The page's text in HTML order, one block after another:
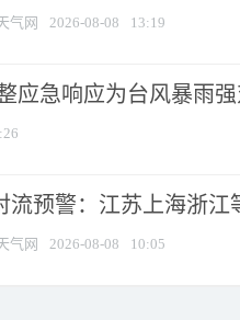
气网 2026-08-08 13:19
应急响应为台风暴雨
流预警：江苏上海浙江
气网 2026-08-08 10:05